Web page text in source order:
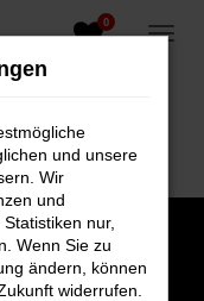
0
und unsere
Wir
und
nur,
Wenn Sie zu
ändern, können
widerrufen.